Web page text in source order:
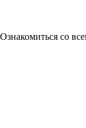
Ознакомиться со